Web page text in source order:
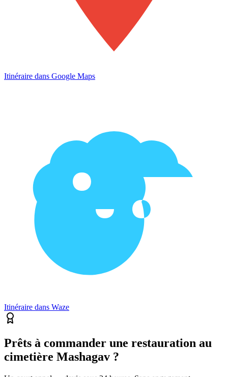
Itinéraire dans Google Maps
Itinéraire dans Waze
Prêts à commander une restauration au
cimetière Mashagav ?